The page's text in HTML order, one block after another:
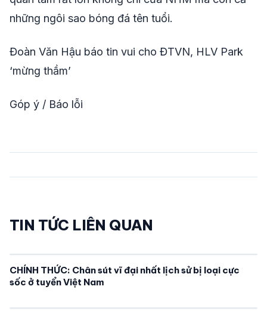
những ngôi sao bóng đá tên tuổi.
Đoàn Văn Hậu báo tin vui cho ĐTVN, HLV Park
‘mừng thầm’
Góp ý / Báo lỗi
TIN TỨC LIÊN QUAN
CHÍNH THỨC: Chân sút vĩ đại nhất lịch sử bị loại cực
sốc ở tuyển Việt Nam